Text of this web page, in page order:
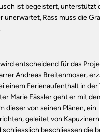
ist begeistert, unterstützt
unerwartet, Räss muss die
entscheidend für das
Andreas Breitenmoser,
einem Ferienaufenthalt in der
Marie Fässler geht er mit
dieser von seinen Plänen, ein
geleitet von
beschliessen die